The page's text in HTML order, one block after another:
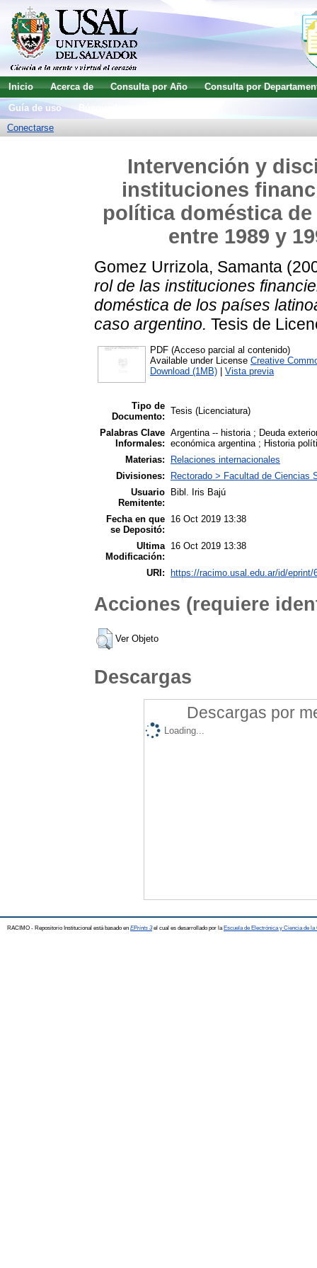
Inicio Acerca de Consulta por Año
Consulta por
Guía de uso
Conectarse
Intervención y
instituciones
política doméstica
entre 1989 y
Gomez Urrizola, Samanta
rol de las instituciones
doméstica de los países
caso argentino. Tesis de
PDF (Acceso parcial al contenido)
Available under License Creative
Download (1MB)
Vista previa
Tipo de
Documento:
Tesis (Licenciatura)
Palabras Clave
Informales:
Argentina -- historia ; Deuda
económica argentina ; Historia
Materias:
Relaciones internacionales
Divisiones:
Rectorado > Facultad de Ciencias
Usuario
Remitente:
Bibl. Iris Bajú
Fecha en que
se Depositó:
16 Oct 2019 13:38
Ultima
Modificación:
16 Oct 2019 13:38
URI: https://racimo.usal.edu.ar/id/eprint/
Acciones (requiere
Ver Objeto
Descargas
Descargas por
Loading...
RACIMO - Repositorio Institucional está basado en EPrints 3el cual es desarrollado por la Escuela de Electrónica y Ciencia de la